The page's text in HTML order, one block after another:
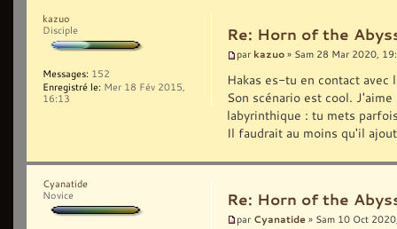
Re: Horn of the
par kazuo » Sam 28 Mar 2020,
Hakas es-tu en contact avec
Son scénario est cool.
labyrinthique : tu mets
Il faudrait au moins qu'il
kazuo
Disciple
Messages: 152
Enregistré le: Mer 18 Fév 2015,
16:13
Re: Horn of the
par Cyanatide » Sam 10 Oct
Cyanatide
Novice